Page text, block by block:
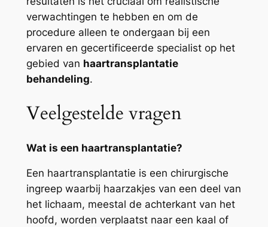
verwachtingen te hebben en om de
procedure alleen te ondergaan bij een
ervaren en gecertificeerde specialist op het
gebied van haartransplantatie
behandeling.
Veelgestelde vragen
Wat is een haartransplantatie?
Een haartransplantatie is een chirurgische
ingreep waarbij haarzakjes van een deel van
het lichaam, meestal de achterkant van het
hoofd, worden verplaatst naar een kaal of